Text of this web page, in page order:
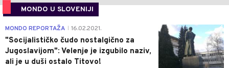
MONDO U SLOVENIJI
4
MONDO REPORTAŽA 16.02.2021.
"Socijalističko čudo nostalgično za
Jugoslavijom": Velenje je izgubilo naziv,
ali je u duši ostalo Titovo!